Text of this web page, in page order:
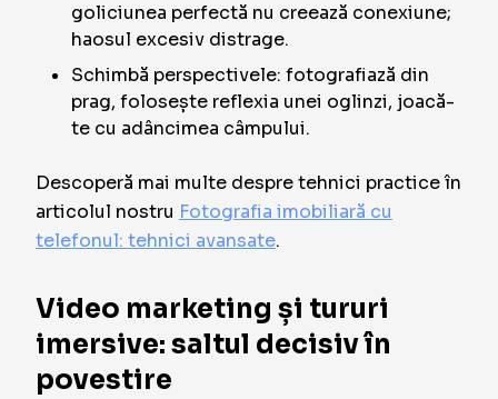
goliciunea perfectă nu creează conexiune;
haosul excesiv distrage.
Schimbă perspectivele: fotografiază din
prag, folosește reflexia unei oglinzi, joacă-
te cu adâncimea câmpului.
Descoperă mai multe despre tehnici practice în
articolul nostru Fotografia imobiliară cu
telefonul: tehnici avansate.
Video marketing și tururi
imersive: saltul decisiv în
povestire